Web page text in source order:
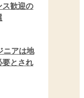
ス歓迎の
ニアは地
とされ